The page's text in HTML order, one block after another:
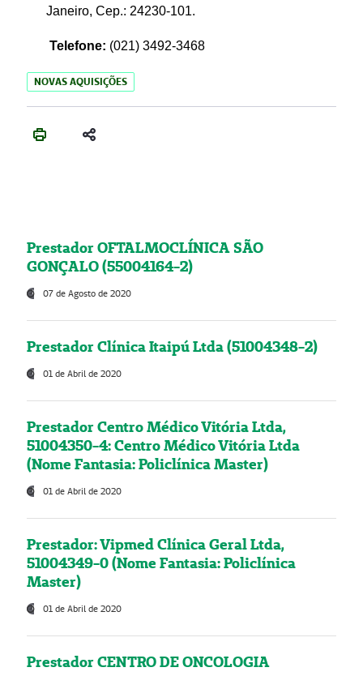
Janeiro, Cep.: 24230-101.
Telefone: (021) 3492-3468
NOVAS AQUISIÇÕES
Prestador OFTALMOCLÍNICA SÃO
GONÇALO (55004164-2)
07 de Agosto de 2020
Prestador Clínica Itaipú Ltda (51004348-2)
01 de Abril de 2020
Prestador Centro Médico Vitória Ltda,
51004350-4: Centro Médico Vitória Ltda
(Nome Fantasia: Policlínica Master)
01 de Abril de 2020
Prestador: Vipmed Clínica Geral Ltda,
51004349-0 (Nome Fantasia: Policlínica
Master)
01 de Abril de 2020
Prestador CENTRO DE ONCOLOGIA